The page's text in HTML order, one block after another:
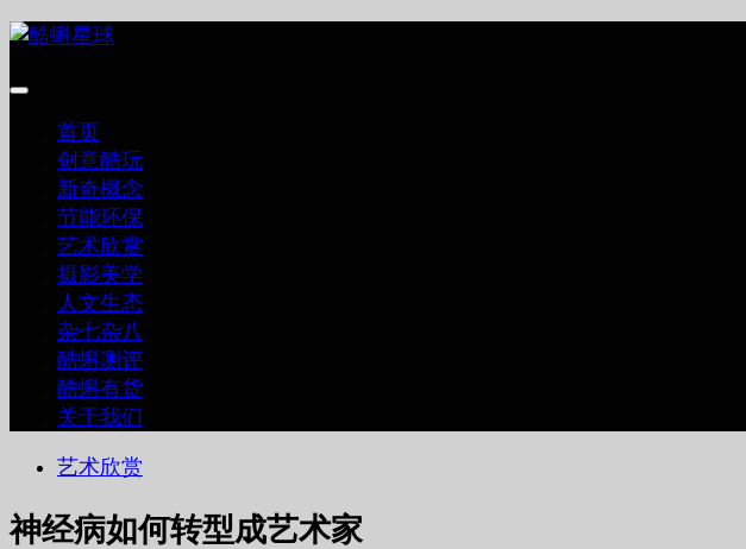
跳
内
首页
创意酷玩
新奇概念
节能环保
艺术欣赏
摄影美学
人文生态
杂七杂八
酷蝌测评
酷蝌有货
关于我们
艺术欣赏
神经病如何转型成艺术家